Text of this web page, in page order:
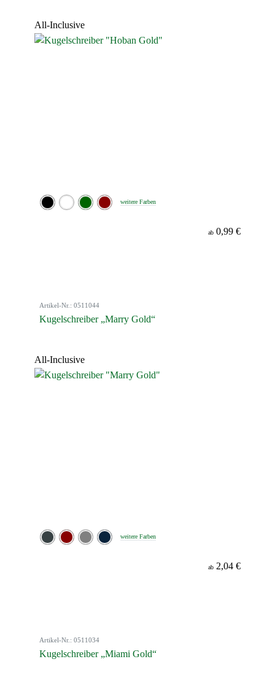
All-Inclusive
weitere Farben
ab 0,99 €
Artikel-Nr.: 0511044
Kugelschreiber „Marry Gold“
All-Inclusive
weitere Farben
ab 2,04 €
Artikel-Nr.: 0511034
Kugelschreiber „Miami Gold“